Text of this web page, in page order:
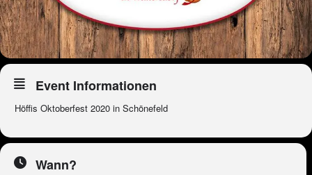
Event Informationen
Höffis Oktoberfest 2020 in Schönefeld
Wann?